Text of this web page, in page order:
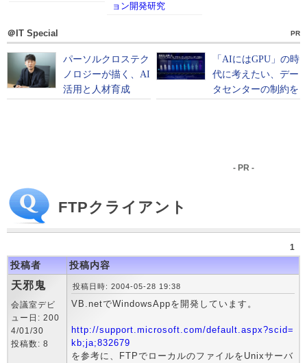
ョン開発研究
＠IT Special PR
- PR -
FTPクライアント
1
投稿者 投稿内容
天邪鬼
会議室デビ
ュー日: 200
4/01/30
投稿数: 8
投稿日時: 2004-05-28 19:38
VB.netでWindowsAppを開発しています。
http://support.microsoft.com/default.aspx?scid=
kb;ja;832679
を参考に、FTPでローカルのファイルをUnixサーバ